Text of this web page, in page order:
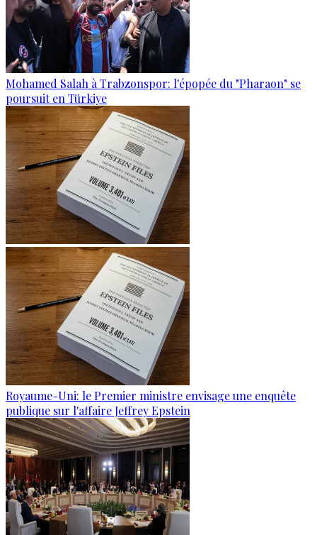
Mohamed Salah à Trabzonspor: l'épopée du "Pharaon" se
poursuit en Türkiye
Royaume-Uni: le Premier ministre envisage une enquête
publique sur l'affaire Jeffrey Epstein